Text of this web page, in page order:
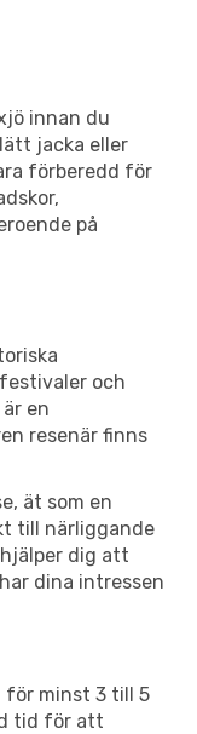
innan du
jacka eller
förberedd för
på
och
en
resenär finns
ät som en
till närliggande
dig att
dina intressen
för minst 3 till 5
tid för att